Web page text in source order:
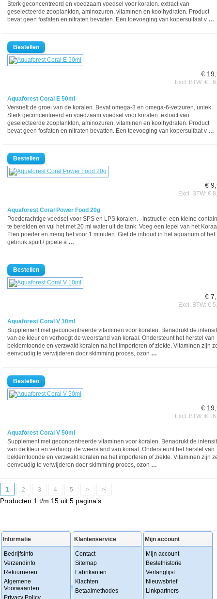
Sterk geconcentreerd en voedzaam voedsel voor koralen. extract van
geselecteerde zooplankton, aminozuren, vitaminen en koolhydraten. Product
bevat geen fosfaten en nitraten bevatten. Een toevoeging van kopersulfaat v …
€
Excl. BTW: €
Aquaforest Coral E 50ml
Versnelt de groei van de koralen. Bevat omega-3 en omega-6-vetzuren, uniek
Sterk geconcentreerd en voedzaam voedsel voor koralen. extract van
geselecteerde zooplankton, aminozuren, vitaminen en koolhydraten. Product
bevat geen fosfaten en nitraten bevatten. Een toevoeging van kopersulfaat v …
€
Excl. BTW: €
Aquaforest Coral Power Food 20g
Poederachtige voedsel voor SPS en LPS koralen. Instructie: een kleine
te bereiden en vul het met 20 ml water uit de tank. Voeg een lepel van het
Eten poeder en meng het voor 1 minuten. Giet de inhoud in het aquarium of het
gebruik spuit / pipete a …
€
Excl. BTW: €
Aquaforest Coral V 10ml
Supplement met geconcentreerde vitaminen voor koralen. Benadrukt de
van de kleur en verhoogt de weerstand van koraal. Ondersteunt het herstel van
beklemtoonde en verzwakt koralen na het importeren of ziekte. Vitaminen zijn
eenvoudig te verwijderen door skimming proces, ozon …
€
Excl. BTW: €
Aquaforest Coral V 50ml
Supplement met geconcentreerde vitaminen voor koralen. Benadrukt de
van de kleur en verhoogt de weerstand van koraal. Ondersteunt het herstel van
beklemtoonde en verzwakt koralen na het importeren of ziekte. Vitaminen zijn
eenvoudig te verwijderen door skimming proces, ozon …
1 2 3 4 5 > >|
Producten 1 t/m 15 uit 5 pagina's
Informatie
Bedrijfsinfo
Verzendinfo
Retourneren
Algemene
Voorwaarden
Privacy Policy
Klantenservice
Contact
Sitemap
Fabrikanten
Klachten
Betaalmethodes
Mijn account
Mijn account
Bestelhistorie
Verlanglijst
Nieuwsbrief
Linkpartners